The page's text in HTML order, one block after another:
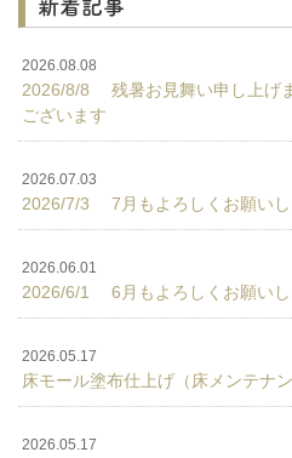
2026.08.08
2026/8/8 残暑お見舞い申し上げ
ございます
2026.07.03
2026/7/3 7月もよろしくお願いし
2026.06.01
2026/6/1 6月もよろしくお願いし
2026.05.17
床モール塗布仕上げ（床メンテナン
2026.05.17